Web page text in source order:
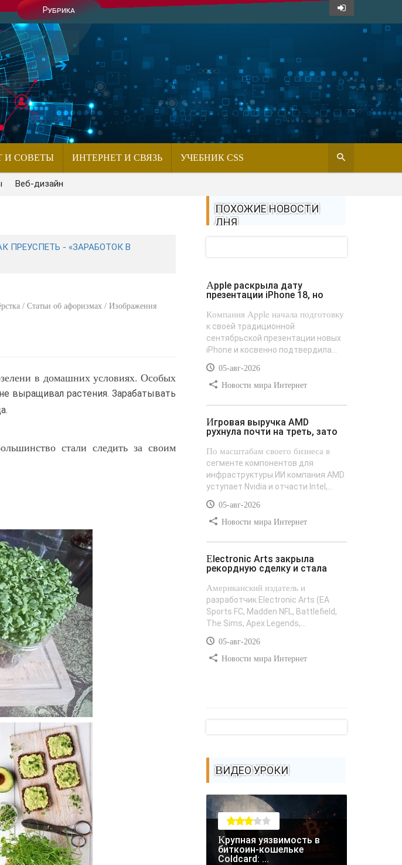
Рубрика
И СОВЕТЫ ИНТЕРНЕТ И СВЯЗЬ УЧЕБНИК CSS
Веб-дизайн
ПРЕУСПЕТЬ - «ЗАРАБОТОК В
/ Статьи об афоризмах / Изображения
в домашних условиях. Особых
выращивал растения. Зарабатывать
стали следить за своим
ПОХОЖИЕ НОВОСТИ
ДНЯ
Apple раскрыла дату
презентации iPhone 18, но
Компания Apple начала подготовку
к своей традиционной
сентябрьской презентации новых
iPhone и косвенно подтвердила...
05-авг-2026
Новости мира Интернет
Игровая выручка AMD
рухнула почти на треть, зато
По масштабам своего бизнеса в
сегменте компонентов для
инфраструктуры ИИ компания AMD
уступает Nvidia и отчасти Intel,...
05-авг-2026
Новости мира Интернет
Electronic Arts закрыла
рекордную сделку и стала
Американский издатель и
разработчик Electronic Arts (EA
Sports FC, Madden NFL, Battlefield,
The Sims, Apex Legends,...
05-авг-2026
Новости мира Интернет
ВИДЕО УРОКИ
Крупная уязвимость в
биткоин-кошельке
Coldcard: ...